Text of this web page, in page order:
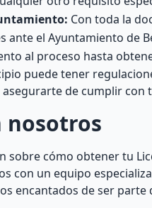
Con toda la
el Ayuntamiento de
al proceso hasta
puede tener
de cumplir con
nosotros
sobre cómo obtener tu
con un equipo
encantados de ser